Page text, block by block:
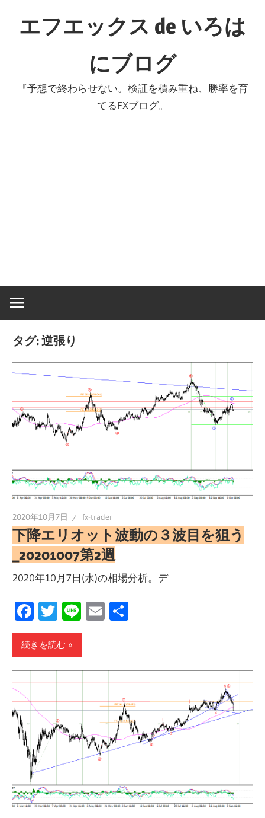
エフエックス de いろは
にブログ
『予想で終わらせない。検証を積み重ね、勝率を育
てるFXブログ。
タグ:逆張り
2020年10月7日 fx-trader
下降エリオット波動の３波目を狙う
_20201007第2週
2020年10月7日(水)の相場分析。デ
Facebook
Twitter
LineEmail
続きを読む